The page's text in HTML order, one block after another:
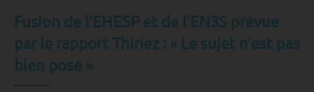
Fusion de l’EHESP et de l’EN3S prévue
par le rapport Thiriez : « Le sujet n’est pas
bien posé »